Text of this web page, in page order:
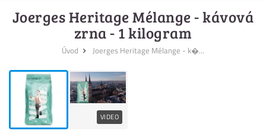
Joerges Heritage Mélange - kávová
zrna - 1 kilogram
Úvod Joerges Heritage Mélange - k�...
VIDEO